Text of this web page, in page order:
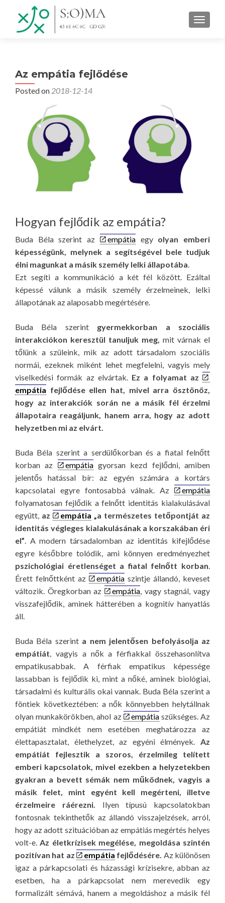
Az empátia fejlődése
Posted on 2018-12-14
Hogyan fejlődik az empátia?
Buda Béla szerint az empátiaegy olyan emberi
képességünk, melynek a segítségével bele tudjuk
élni magunkat a másik személy lelki állapotába.
Ezt segíti a kommunikáció a két fél között. Ezáltal
képessé válunk a másik személy érzelmeinek, lelki
állapotának az alaposabb megértésére.
Buda Béla szerint gyermekkorban a szociális
interakciókon keresztül tanuljuk meg, mit várnak el
tőlünk a szüleink, mik az adott társadalom szociális
normái, ezeknek miként lehet megfelelni, vagyis mely
viselkedési formák az elvártak. Ez a folyamat az
empátia fejlődése ellen hat, mivel arra ösztönöz,
hogy az interakciók során ne a másik fél érzelmi
állapotaira reagáljunk, hanem arra, hogy az adott
helyzetben mi az elvárt.
Buda Béla szerint a serdülőkorban és a fiatal felnőtt
korban az
empátiagyorsan kezd fejlődni, amiben
jelentős hatással bír: az egyén számára a kortárs
kapcsolatai egyre fontosabbá válnak. Az
empátia
folyamatosan fejlődik a felnőtt identitás kialakulásával
együtt, az empátia „a természetes tetőpontját az
identitás végleges kialakulásának a korszakában éri
el”. A modern társadalomban az identitás kifejlődése
egyre későbbre tolódik, ami könnyen eredményezhet
pszichológiai éretlenséget a fiatal felnőtt korban.
Érett felnőttként az
empátia szintje állandó, keveset
változik. Öregkorban az
empátia, vagy stagnál, vagy
visszafejlődik, aminek hátterében a kognitív hanyatlás
áll.
Buda Béla szerint a nem jelentősen befolyásolja az
empátiát, vagyis a nők a férfiakkal összehasonlítva
empatikusabbak. A férfiak empatikus képessége
lassabban is fejlődik ki, mint a nőké, aminek biológiai,
társadalmi és kulturális okai vannak. Buda Béla szerint a
föntiek következtében: a nők könnyebben helytállnak
olyan munkakörökben, ahol az
empátiaszükséges. Az
empátiát mindkét nem esetében meghatározza az
élettapasztalat, élethelyzet, az egyéni élmények. Az
empátiát fejlesztik a szoros, érzelmileg telített
emberi kapcsolatok, mivel ezekben a helyzetekben
gyakran a bevett sémák nem működnek, vagyis a
másik felet, mint egyént kell megérteni, illetve
érzelmeire ráérezni. Ilyen típusú kapcsolatokban
fontosnak tekinthetők az állandó visszajelzések, arról,
hogy az adott szituációban az empátiás megértés helyes
volt-e.Az életkrízisek megélése, megoldása szintén
pozitívan hat az
empátia fejlődésére. Az különösen
igaz a párkapcsolati és házassági krízisekre, abban az
esetben, ha a párkapcsolat nem merevedik egy
formalizált sémává, hanem a megoldáshoz a másik fél